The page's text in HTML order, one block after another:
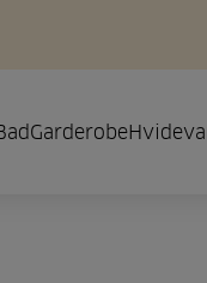
Garderobe